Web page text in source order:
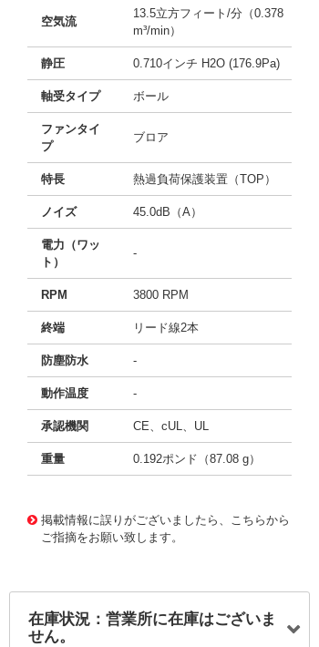
空気流
13.5立方フィート/分（0.378
m³/min）
静圧 0.710インチ H2O (176.9Pa)
軸受タイプ ボール
ファンタイ
プ
ブロア
特長 熱過負荷保護装置（TOP）
ノイズ 45.0dB（A）
電力（ワッ
ト）
-
RPM 3800 RPM
終端 リード線2本
防塵防水 -
動作温度 -
承認機関 CE、cUL、UL
重量 0.192ポンド（87.08 g）
掲載情報に誤りがございましたら、こちらから
ご指摘をお願い致します。
在庫状況：営業所に在庫はございま
せん。